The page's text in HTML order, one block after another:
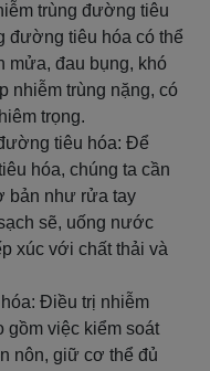
trùng đường tiêu
đường tiêu hóa có thể
mửa, đau bụng, khó
nhiễm trùng nặng, có
trọng.
tiêu hóa: Để
hóa, chúng ta cần
bản như rửa tay
sẽ, uống nước
xúc với chất thải và
Điều trị nhiễm
việc kiểm soát
nôn, giữ cơ thể đủ